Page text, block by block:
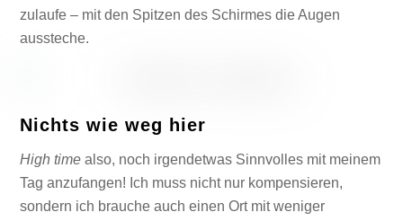
zulaufe – mit den Spitzen des Schirmes die Augen
aussteche.
Nichts wie weg hier
High time also, noch irgendetwas Sinnvolles mit meinem
Tag anzufangen! Ich muss nicht nur kompensieren,
sondern ich brauche auch einen Ort mit weniger